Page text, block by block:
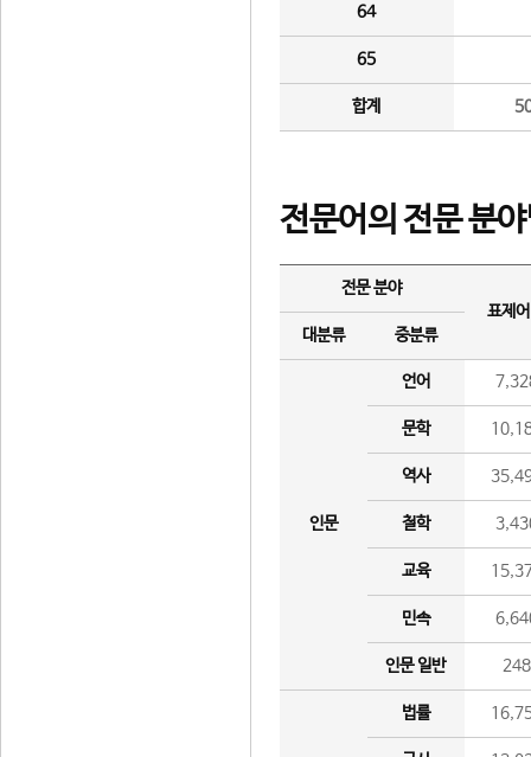
64
65
합계
전문어의 전문 분
전문 분야
표제
대분류
중분류
인문
언어
문학
역사
철학
교육
민속
인문 일반 248
법률